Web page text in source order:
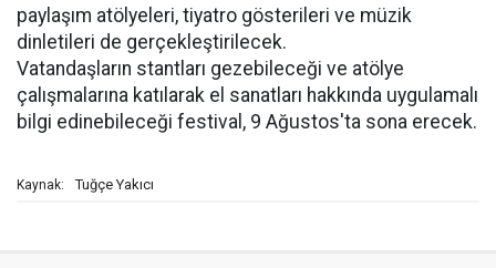
paylaşım atölyeleri, tiyatro gösterileri ve müzik
dinletileri de gerçekleştirilecek.
Vatandaşların stantları gezebileceği ve atölye
çalışmalarına katılarak el sanatları hakkında uygulamalı
bilgi edinebileceği festival, 9 Ağustos'ta sona erecek.
Kaynak: Tuğçe Yakıcı